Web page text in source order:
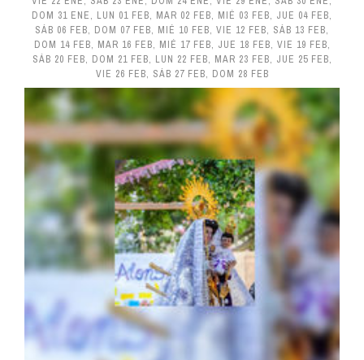
DOM 31 ENE, LUN 01 FEB, MAR 02 FEB, MIÉ 03 FEB, JUE 04 FEB,
SÁB 06 FEB, DOM 07 FEB, MIÉ 10 FEB, VIE 12 FEB, SÁB 13 FEB,
DOM 14 FEB, MAR 16 FEB, MIÉ 17 FEB, JUE 18 FEB, VIE 19 FEB,
SÁB 20 FEB, DOM 21 FEB, LUN 22 FEB, MAR 23 FEB, JUE 25 FEB,
VIE 26 FEB, SÁB 27 FEB, DOM 28 FEB